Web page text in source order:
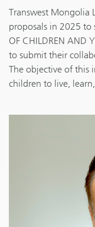
Transwest Mongolia
proposals in 2025 to
OF CHILDREN AND
to submit their
The objective of this
children to live,